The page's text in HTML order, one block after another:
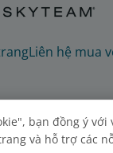
Liên hệ mua
bạn đồng ý
và hỗ trợ các